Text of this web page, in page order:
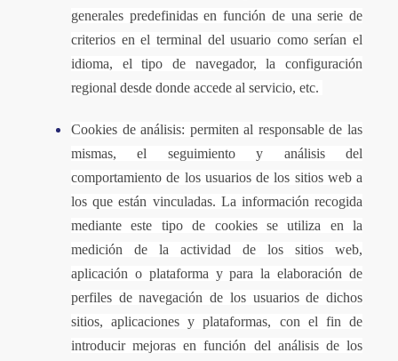
generales predefinidas en función de una serie de
criterios en el terminal del usuario como serían el
idioma, el tipo de navegador, la configuración
regional desde donde accede al servicio, etc.
Cookies de análisis: permiten al responsable de las
mismas, el seguimiento y análisis del
comportamiento de los usuarios de los sitios web a
los que están vinculadas. La información recogida
mediante este tipo de cookies se utiliza en la
medición de la actividad de los sitios web,
aplicación o plataforma y para la elaboración de
perfiles de navegación de los usuarios de dichos
sitios, aplicaciones y plataformas, con el fin de
introducir mejoras en función del análisis de los